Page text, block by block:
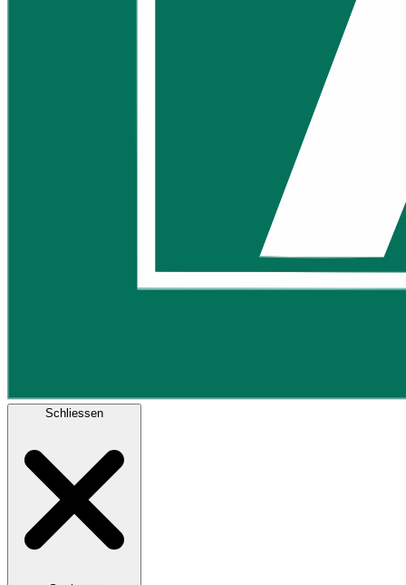
Schliessen